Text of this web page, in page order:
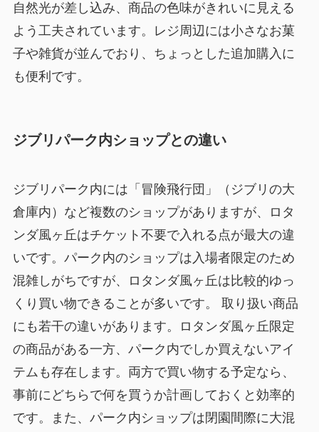
自然光が差し込み、商品の色味がきれいに見える
よう工夫されています。レジ周辺には小さなお菓
子や雑貨が並んでおり、ちょっとした追加購入に
も便利です。
ジブリパーク内ショップとの違い
ジブリパーク内には「冒険飛行団」（ジブリの大
倉庫内）など複数のショップがありますが、ロタ
ンダ風ヶ丘はチケット不要で入れる点が最大の違
いです。パーク内のショップは入場者限定のため
混雑しがちですが、ロタンダ風ヶ丘は比較的ゆっ
くり買い物できることが多いです。 取り扱い商品
にも若干の違いがあります。ロタンダ風ヶ丘限定
の商品がある一方、パーク内でしか買えないアイ
テムも存在します。両方で買い物する予定なら、
事前にどちらで何を買うか計画しておくと効率的
です。また、パーク内ショップは閉園間際に大混